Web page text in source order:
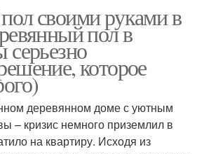
своими руками в
пол в
серьезно
которое
деревянном доме с уютным
– кризис немного приземлил в
на квартиру. Исходя из